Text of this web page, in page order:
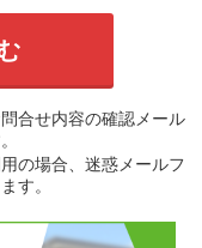
合せ内容の確認メール
の場合、迷惑メールフ
す。